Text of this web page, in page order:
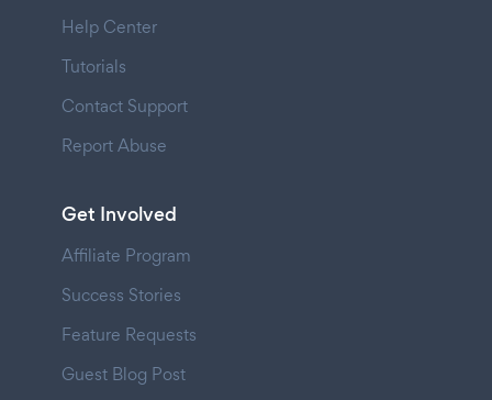
Help Center
Tutorials
Contact Support
Report Abuse
Get Involved
Affiliate Program
Success Stories
Feature Requests
Guest Blog Post